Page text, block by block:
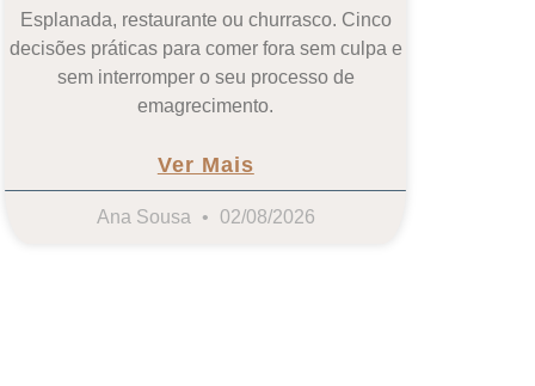
Esplanada, restaurante ou churrasco. Cinco
decisões práticas para comer fora sem culpa e
sem interromper o seu processo de
emagrecimento.
Ver Mais
Ana Sousa 02/08/2026